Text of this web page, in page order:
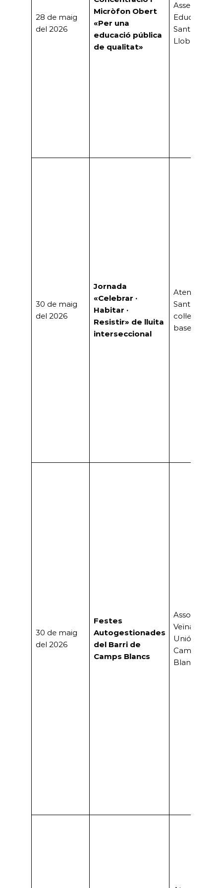
28 de maig
del 2026
Micròfon Obert
«Per una
educació pública
de qualitat»
Assemblea
Educativa de
Sant Boi de
Llobregat
30 de maig
del 2026
Jornada
«Celebrar ·
Habitar ·
Resistir» de lluita
interseccional
Ateneu
Santboià i
col·lectius de
base
30 de maig
del 2026
Festes
Autogestionades
del Barri de
Camps Blancs
Associació
Veïnal «La
Unión» de
Camps
Blancs